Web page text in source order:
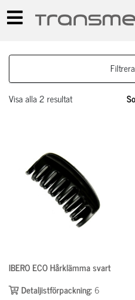
Filtrera
Visa alla 2 resultat
IBERO ECO Hårklämma svart
Detaljistförpackning:6